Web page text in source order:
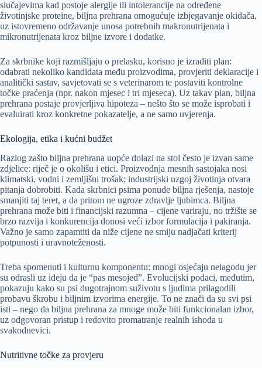
slučajevima kad postoje alergije ili intolerancije na određene
životinjske proteine, biljna prehrana omogućuje izbjegavanje okidača,
uz istovremeno održavanje unosa potrebnih makronutrijenata i
mikronutrijenata kroz biljne izvore i dodatke.
Za skrbnike koji razmišljaju o prelasku, korisno je izraditi plan:
odabrati nekoliko kandidata među proizvodima, provjeriti deklaracije i
analitički sastav, savjetovati se s veterinarom te postaviti kontrolne
točke praćenja (npr. nakon mjesec i tri mjeseca). Uz takav plan, biljna
prehrana postaje provjerljiva hipoteza – nešto što se može isprobati i
evaluirati kroz konkretne pokazatelje, a ne samo uvjerenja.
Ekologija, etika i kućni budžet
Razlog zašto biljna prehrana uopće dolazi na stol često je izvan same
zdjelice: riječ je o okolišu i etici. Proizvodnja mesnih sastojaka nosi
klimatski, vodni i zemljišni trošak; industrijski uzgoj životinja otvara
pitanja dobrobiti. Kada skrbnici psima ponude biljna rješenja, nastoje
smanjiti taj teret, a da pritom ne ugroze zdravlje ljubimca. Biljna
prehrana može biti i financijski razumna – cijene variraju, no tržište se
brzo razvija i konkurencija donosi veći izbor formulacija i pakiranja.
Važno je samo zapamtiti da niže cijene ne smiju nadjačati kriterij
potpunosti i uravnoteženosti.
Treba spomenuti i kulturnu komponentu: mnogi osjećaju nelagodu jer
su odrasli uz ideju da je “pas mesojed”. Evolucijski podaci, međutim,
pokazuju kako su psi dugotrajnom suživotu s ljudima prilagodili
probavu škrobu i biljnim izvorima energije. To ne znači da su svi psi
isti – nego da biljna prehrana za mnoge može biti funkcionalan izbor,
uz odgovoran pristup i redovito promatranje realnih ishoda u
svakodnevici.
Nutritivne točke za provjeru